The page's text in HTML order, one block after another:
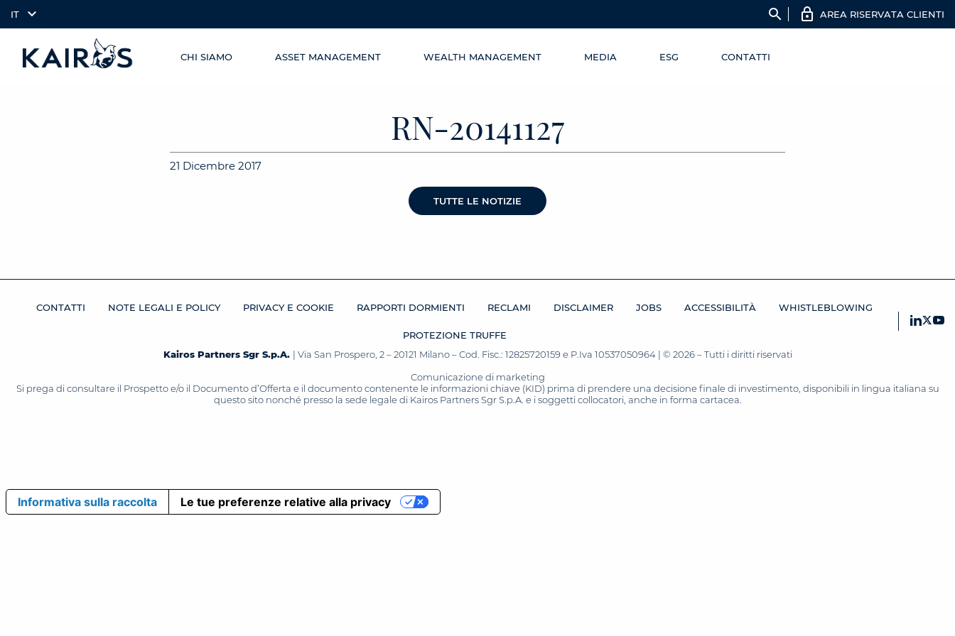
IT search AREA RISERVATA CLIENTI
CHI SIAMO ASSET MANAGEMENT WEALTH MANAGEMENT MEDIA ESG CONTATTI
RN-20141127
21 Dicembre 2017
TUTTE LE NOTIZIE
CONTATTI NOTE LEGALI E POLICY PRIVACY E COOKIE RAPPORTI DORMIENTI RECLAMI DISCLAIMER JOBS ACCESSIBILITÀ WHISTLEBLOWING
PROTEZIONE TRUFFE
Kairos Partners Sgr S.p.A. | Via San Prospero, 2 – 20121 Milano – Cod. Fisc.: 12825720159 e P.Iva 10537050964 | © 2026 – Tutti i diritti riservati
Comunicazione di marketing
Si prega di consultare il Prospetto e/o il Documento d’Offerta e il documento contenente le informazioni chiave (KID) prima di prendere una decisione finale di investimento, disponibili in lingua italiana su
questo sito nonché presso la sede legale di Kairos Partners Sgr S.p.A. e i soggetti collocatori, anche in forma cartacea.
Informativa sulla raccolta Le tue preferenze relative alla privacy